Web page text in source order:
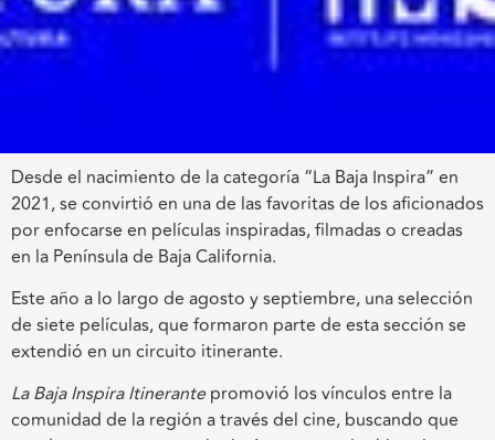
Desde el nacimiento de la categoría “La Baja Inspira” en
2021, se convirtió en una de las favoritas de los aficionados
por enfocarse en películas inspiradas, filmadas o creadas
en la Península de Baja California.
Este año a lo largo de agosto y septiembre, una selección
de siete películas, que formaron parte de esta sección se
extendió en un circuito itinerante.
La Baja Inspira Itinerantepromovió los vínculos entre la
comunidad de la región a través del cine, buscando que